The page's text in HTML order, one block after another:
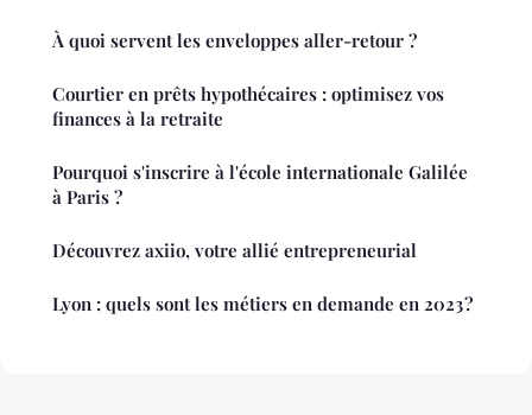
À quoi servent les enveloppes aller-retour ?
Courtier en prêts hypothécaires : optimisez vos
finances à la retraite
Pourquoi s'inscrire à l'école internationale Galilée
à Paris ?
Découvrez axiio, votre allié entrepreneurial
Lyon : quels sont les métiers en demande en 2023 ?